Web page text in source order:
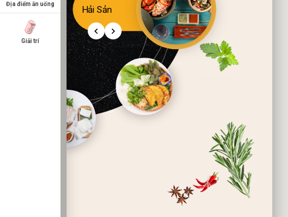
Địa điểm ăn uống
Giải trí
Hải Sản